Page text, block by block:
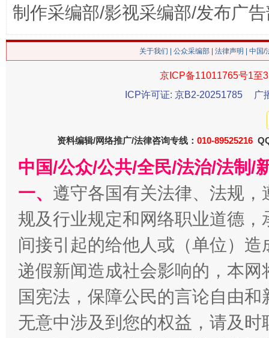
在谋一域中谋全局
今
习近平的博鳌关键词
魏明亮
制作采编部/影视采编部/发布广
关于我们 公众采编部 法律声明 | 中国
京ICP备11011765号1至
ICP许可证: 京B2-20251785
广
资料编辑/网络推广/法律咨询专线： 010-89525216
中国/公众/公共/全民/法治/法制/
一、 遵守各国有关法律、法规
规及行业规定和网络职业道德
间接引起的给他人或（单位）
递假新闻造成社会影响的，本
国宪法，保障公民的言论自由
无意中涉及到您的权益，请及